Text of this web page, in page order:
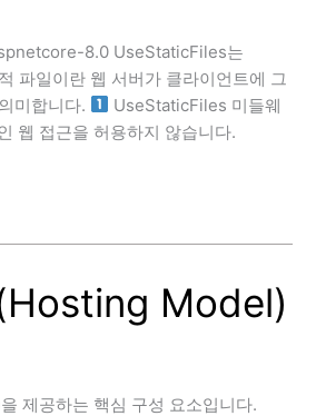
8.0 UseStaticFiles는
파일이란 웹 서버가 클라이언트에 그
미합니다.
UseStaticFiles 미들웨
웹 접근을 허용하지 않습니다.
Model)
제공하는 핵심 구성 요소입니다.